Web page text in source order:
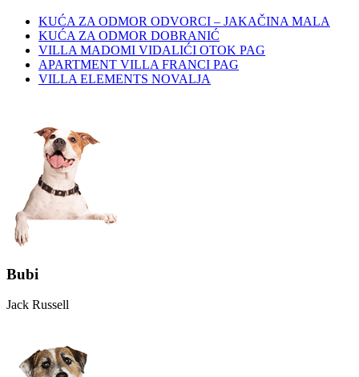
KUĆA ZA ODMOR ODVORCI – JAKAČINA MALA
KUĆA ZA ODMOR DOBRANIĆ
VILLA MADOMI VIDALIĆI OTOK PAG
APARTMENT VILLA FRANCI PAG
VILLA ELEMENTS NOVALJA
Bubi
Jack Russell